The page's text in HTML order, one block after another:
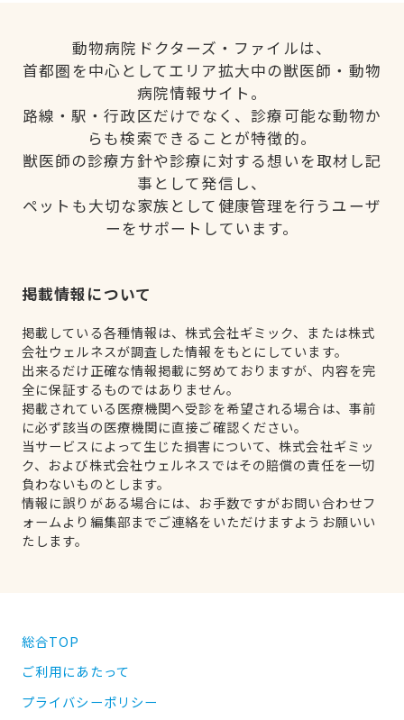
動物病院ドクターズ・ファイルは、
首都圏を中心としてエリア拡大中の獣医師・動物
病院情報サイト。
路線・駅・行政区だけでなく、診療可能な動物か
らも検索できることが特徴的。
獣医師の診療方針や診療に対する想いを取材し記
事として発信し、
ペットも大切な家族として健康管理を行うユーザ
ーをサポートしています。
掲載情報について
掲載している各種情報は、株式会社ギミック、または株式
会社ウェルネスが調査した情報をもとにしています。
出来るだけ正確な情報掲載に努めておりますが、内容を完
全に保証するものではありません。
掲載されている医療機関へ受診を希望される場合は、事前
に必ず該当の医療機関に直接ご確認ください。
当サービスによって生じた損害について、株式会社ギミッ
ク、および株式会社ウェルネスではその賠償の責任を一切
負わないものとします。
情報に誤りがある場合には、お手数ですがお問い合わせフ
ォームより編集部までご連絡をいただけますようお願いい
たします。
総合TOP
ご利用にあたって
プライバシーポリシー